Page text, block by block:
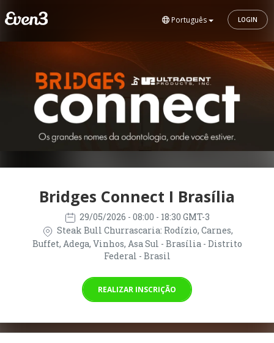
Português LOGIN
Bridges Connect I Brasília
29/05/2026 - 08:00 - 18:30 GMT-3
Steak Bull Churrascaria: Rodízio, Carnes,
Buffet, Adega, Vinhos, Asa Sul - Brasília - Distrito
Federal - Brasil
REALIZAR INSCRIÇÃO